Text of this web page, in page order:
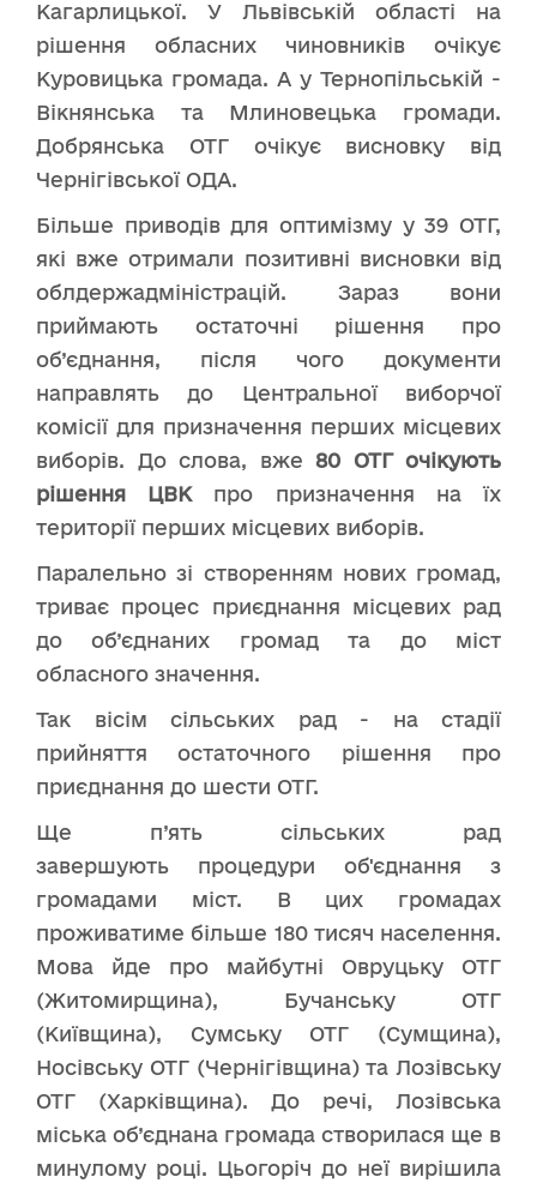
Кагарлицької. У Львівській області на
рішення обласних чиновників очікує
Куровицька громада. А у Тернопільській -
Вікнянська та Млиновецька громади.
Добрянська ОТГ очікує висновку від
Чернігівської ОДА.
Більше приводів для оптимізму у 39 ОТГ,
які вже отримали позитивні висновки від
облдержадміністрацій. Зараз вони
приймають остаточні рішення про
об’єднання, після чого документи
направлять до Центральної виборчої
комісії для призначення перших місцевих
виборів. До слова, вже 80 ОТГ очікують
рішення ЦВКпро призначення на їх
території перших місцевих виборів.
Паралельно зі створенням нових громад,
триває процес приєднання місцевих рад
до об’єднаних громад та до міст
обласного значення.
Так вісім сільських рад - на стадії
прийняття остаточного рішення про
приєднання до шести ОТГ.
Ще п’ять сільських рад
завершують процедури об'єднання з
громадами міст. В цих громадах
проживатиме більше 180 тисяч населення.
Мова йде про майбутні Овруцьку ОТГ
(Житомирщина), Бучанську ОТГ
(Київщина), Сумську ОТГ (Сумщина),
Носівську ОТГ (Чернігівщина) та Лозівську
ОТГ (Харківщина). До речі, Лозівська
міська об’єднана громада створилася ще в
минулому році. Цьогоріч до неї вирішила